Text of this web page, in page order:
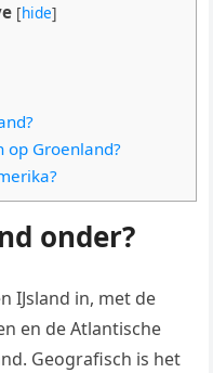
[hide]
op Groenland?
onder?
IJsland in, met de
en de Atlantische
Geografisch is het